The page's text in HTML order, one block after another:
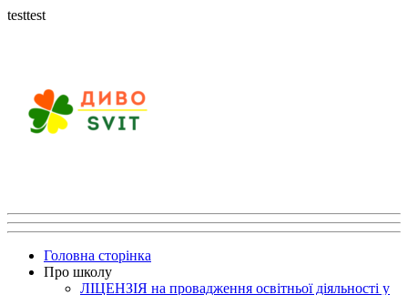
testtest
Головна сторінка
Про школу
ЛІЦЕНЗІЯ на провадження освітньої діяльності у